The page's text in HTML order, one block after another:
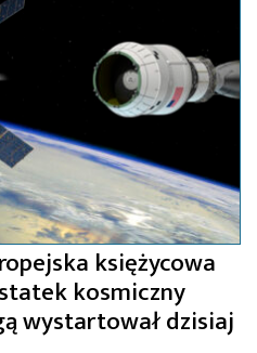
księżycowa
kosmiczny
wystartował dzisiaj